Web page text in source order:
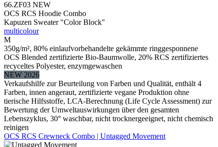
66.ZF03 NEW
OCS RCS Hoodie Combo
Kapuzen Sweater "Color Block"
multicolour
M
350g/m², 80% einlaufvorbehandelte gekämmte ringgesponnene
OCS Blended zertifizierte Bio-Baumwolle, 20% RCS zertifiziertes
recyceltes Polyester, enzymgewaschen
NEW 2026
Verkaufshilfe zur Beurteilung von Farben und Qualität, enthält 4
Farben, innen angeraut, zertifizierte vegane Produktion ohne
tierische Hilfsstoffe, LCA-Berechnung (Life Cycle Assessment) zur
Bewertung der Umweltauswirkungen über den gesamten
Lebenszyklus, 30° waschbar, nicht trocknergeeignet, nicht chemisch
reinigen
OCS RCS Crewneck Combo | Untagged Movement